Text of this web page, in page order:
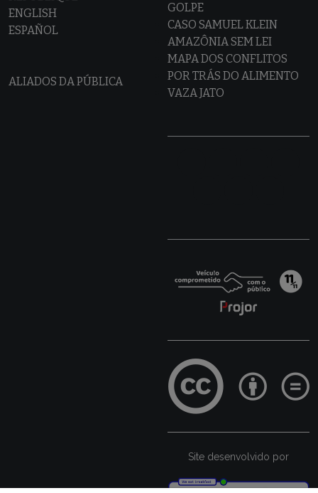
ENGLISH
ESPAÑOL
ALIADOS DA PÚBLICA
GOLPE
CASO SAMUEL KLEIN
AMAZÔNIA SEM LEI
MAPA DOS CONFLITOS
POR TRÁS DO ALIMENTO
VAZA JATO
Site desenvolvido por